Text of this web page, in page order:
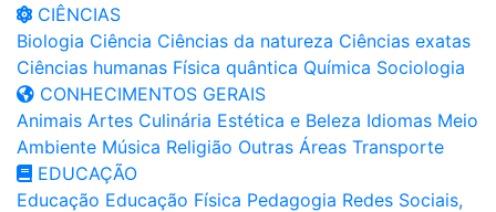
CIÊNCIAS
Biologia Ciência Ciências da natureza Ciências exatas
Ciências humanas Física quântica Química Sociologia
CONHECIMENTOS GERAIS
Animais Artes Culinária Estética e Beleza Idiomas Meio
Ambiente Música Religião Outras Áreas Transporte
EDUCAÇÃO
Educação Educação Física Pedagogia Redes Sociais,